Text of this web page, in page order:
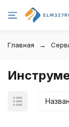
Главная